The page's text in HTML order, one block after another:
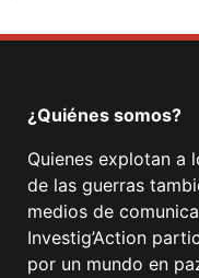
¿Quiénes somos?
Quienes explotan a
de las guerras
medios de
Investig’Action
por un mundo en